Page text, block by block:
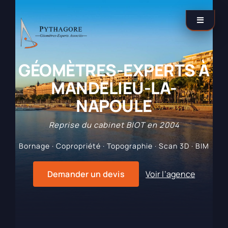
contenu
Toggle
Nos agences
Contactez-nous !
LinkedIn
GÉOMÈTRES-EXPERTS À
MANDELIEU-LA-
NAPOULE
Reprise du cabinet BIOT en 2004
Bornage · Copropriété · Topographie · Scan 3D · BIM
Demander un devis Voir l’agence